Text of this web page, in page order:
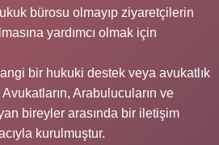
bürosu olmayıp ziyaretçilerin
yardımcı olmak için
bir hukuki destek veya avukatlık
Arabulucuların ve
bireyler arasında bir iletişim
kurulmuştur.